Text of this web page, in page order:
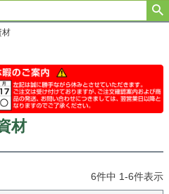
材
材
6件中 1-6件表示